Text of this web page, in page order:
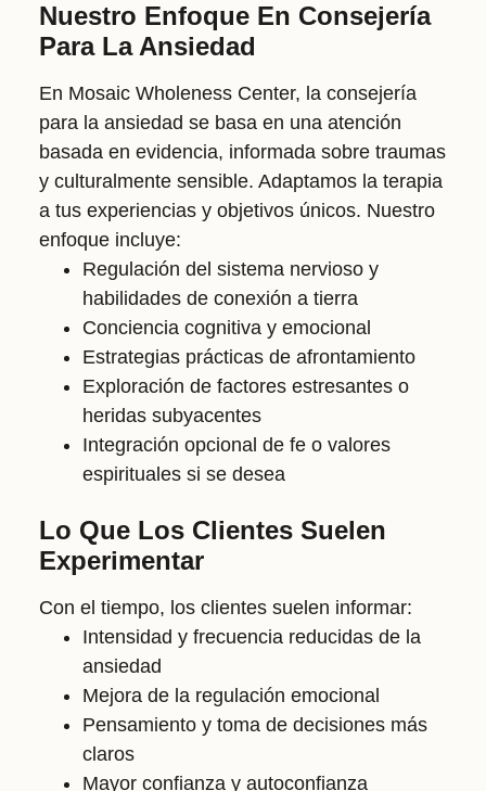
Nuestro Enfoque En Consejería
Para La Ansiedad
En Mosaic Wholeness Center, la consejería
para la ansiedad se basa en una atención
basada en evidencia, informada sobre traumas
y culturalmente sensible. Adaptamos la terapia
a tus experiencias y objetivos únicos. Nuestro
enfoque incluye:
Regulación del sistema nervioso y
habilidades de conexión a tierra
Conciencia cognitiva y emocional
Estrategias prácticas de afrontamiento
Exploración de factores estresantes o
heridas subyacentes
Integración opcional de fe o valores
espirituales si se desea
Lo Que Los Clientes Suelen
Experimentar
Con el tiempo, los clientes suelen informar:
Intensidad y frecuencia reducidas de la
ansiedad
Mejora de la regulación emocional
Pensamiento y toma de decisiones más
claros
Mayor confianza y autoconfianza